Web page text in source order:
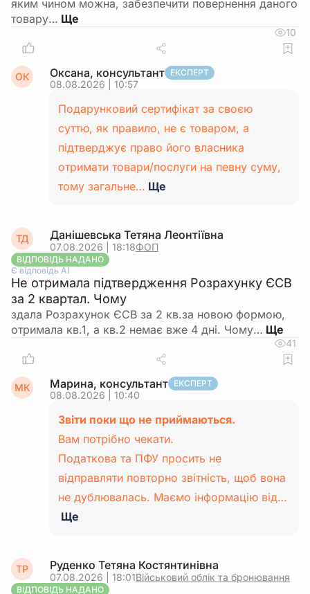
яким чином можна, забезпечити повернення даного
товару…
10
ОК Оксана, консультант ЕКСПЕРТ
08.08.2026 | 10:57
Подарунковий сертифікат за своєю
суттю, як правило, не є товаром, а
підтверджує право його власника
отримати товари/послуги на певну суму,
тому загальне… Ще
ТД Данішевська Тетяна Леонтіївна
07.08.2026 | 18:18ФОП
ВІДПОВІДЬ НАДАНО
Є відповідь АІ
Не отримала підтвердження Розрахунку ЄСВ
за 2 квартал. Чому
здала Розрахунок ЄСВ за 2 кв.за новою формою,
отримала кв.1, а кв.2 немає вже 4 дні. Чому…
41
МК Марина, консультант ЕКСПЕРТ
08.08.2026 | 10:40
Звіти поки що не приймаються.
Вам потрібно чекати.
Податкова та ПФУ просить не
відправляти повторно звітність, щоб вона
не дублювалась. Маємо інформацію від…
Ще
ТР Руденко Тетяна Костянтинівна
07.08.2026 | 18:01Військовий облік та бронювання
ВІДПОВІДЬ НАДАНО